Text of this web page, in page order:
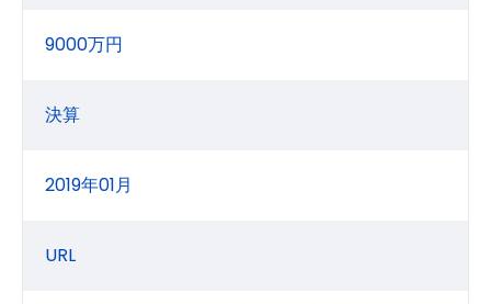
9000万円
決算
2019年01月
URL